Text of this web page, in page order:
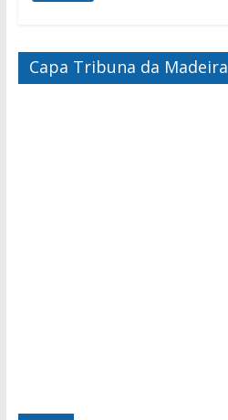
Capa Tribuna da Madeira